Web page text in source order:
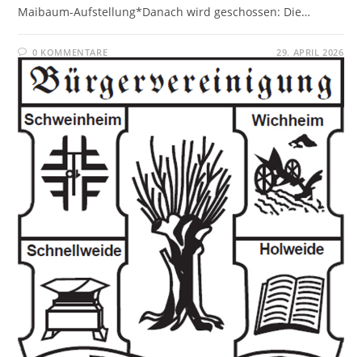
Maibaum-Aufstellung*Danach wird geschossen: Die…
0 KOMMENTARE 29. APRIL 2026